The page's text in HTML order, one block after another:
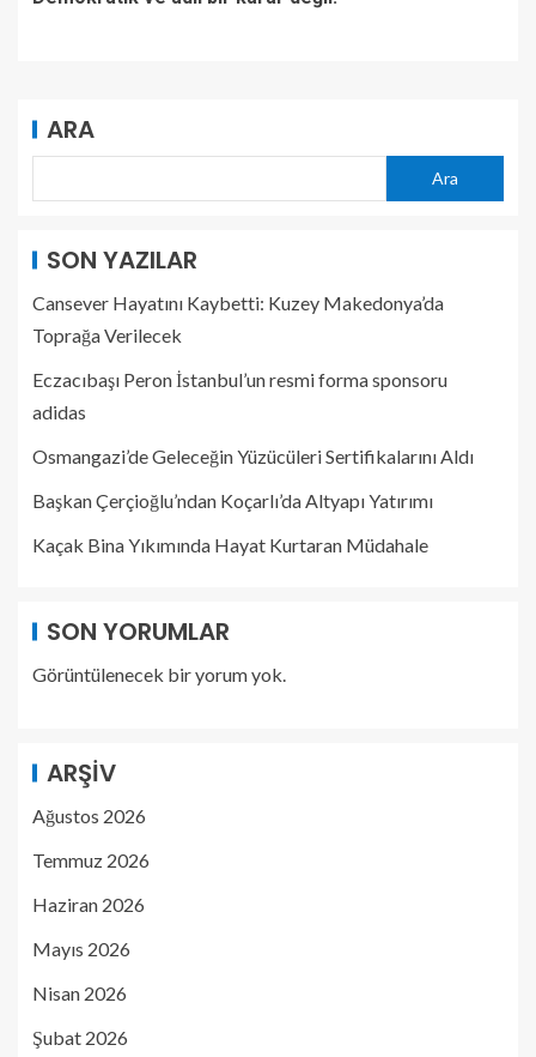
ARA
Ara
SON YAZILAR
Cansever Hayatını Kaybetti: Kuzey Makedonya’da
Toprağa Verilecek
Eczacıbaşı Peron İstanbul’un resmi forma sponsoru
adidas
Osmangazi’de Geleceğin Yüzücüleri Sertifikalarını Aldı
Başkan Çerçioğlu’ndan Koçarlı’da Altyapı Yatırımı
Kaçak Bina Yıkımında Hayat Kurtaran Müdahale
SON YORUMLAR
Görüntülenecek bir yorum yok.
ARŞIV
Ağustos 2026
Temmuz 2026
Haziran 2026
Mayıs 2026
Nisan 2026
Şubat 2026